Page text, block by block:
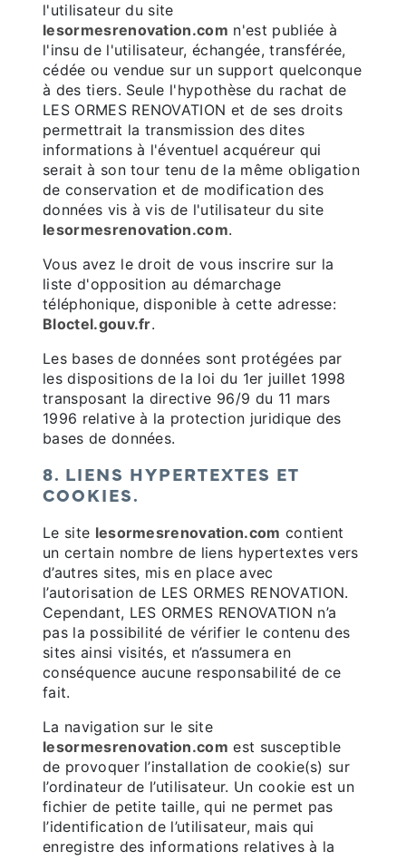
l'utilisateur du site
lesormesrenovation.com n'est publiée à
l'insu de l'utilisateur, échangée, transférée,
cédée ou vendue sur un support quelconque
à des tiers. Seule l'hypothèse du rachat de
LES ORMES RENOVATION et de ses droits
permettrait la transmission des dites
informations à l'éventuel acquéreur qui
serait à son tour tenu de la même obligation
de conservation et de modification des
données vis à vis de l'utilisateur du site
lesormesrenovation.com.
Vous avez le droit de vous inscrire sur la
liste d'opposition au démarchage
téléphonique, disponible à cette adresse:
Bloctel.gouv.fr.
Les bases de données sont protégées par
les dispositions de la loi du 1er juillet 1998
transposant la directive 96/9 du 11 mars
1996 relative à la protection juridique des
bases de données.
8. LIENS HYPERTEXTES ET
COOKIES.
Le site lesormesrenovation.com contient
un certain nombre de liens hypertextes vers
d’autres sites, mis en place avec
l’autorisation de LES ORMES RENOVATION.
Cependant, LES ORMES RENOVATION n’a
pas la possibilité de vérifier le contenu des
sites ainsi visités, et n’assumera en
conséquence aucune responsabilité de ce
fait.
La navigation sur le site
lesormesrenovation.com est susceptible
de provoquer l’installation de cookie(s) sur
l’ordinateur de l’utilisateur. Un cookie est un
fichier de petite taille, qui ne permet pas
l’identification de l’utilisateur, mais qui
enregistre des informations relatives à la